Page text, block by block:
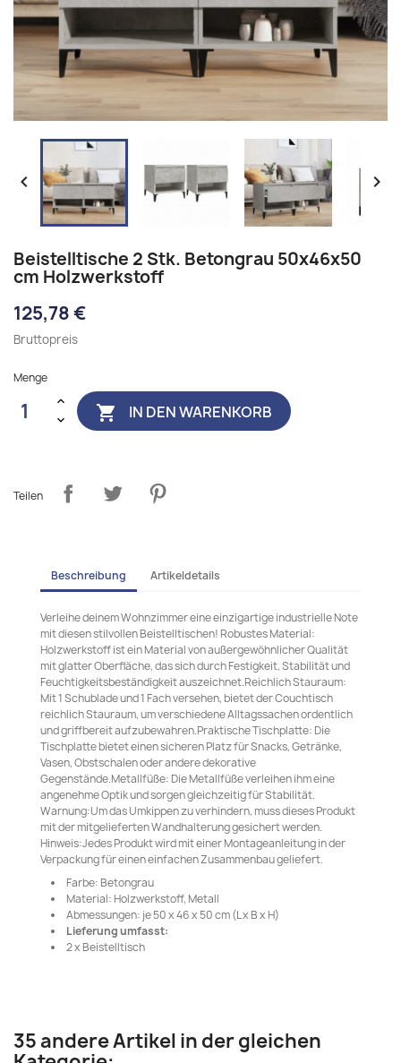
 
Beistelltische 2 Stk. Betongrau 50x46x50
cm Holzwerkstoff
125,78 €
Bruttopreis
Menge
 IN DEN WARENKORB
Teilen
Beschreibung Artikeldetails
Verleihe deinem Wohnzimmer eine einzigartige industrielle Note
mit diesen stilvollen Beistelltischen! Robustes Material:
Holzwerkstoff ist ein Material von außergewöhnlicher Qualität
mit glatter Oberfläche, das sich durch Festigkeit, Stabilität und
Feuchtigkeitsbeständigkeit auszeichnet.Reichlich Stauraum:
Mit 1 Schublade und 1 Fach versehen, bietet der Couchtisch
reichlich Stauraum, um verschiedene Alltagssachen ordentlich
und griffbereit aufzubewahren.Praktische Tischplatte: Die
Tischplatte bietet einen sicheren Platz für Snacks, Getränke,
Vasen, Obstschalen oder andere dekorative
Gegenstände.Metallfüße: Die Metallfüße verleihen ihm eine
angenehme Optik und sorgen gleichzeitig für Stabilität.
Warnung:Um das Umkippen zu verhindern, muss dieses Produkt
mit der mitgelieferten Wandhalterung gesichert werden.
Hinweis:Jedes Produkt wird mit einer Montageanleitung in der
Verpackung für einen einfachen Zusammenbau geliefert.
Farbe: Betongrau
Material: Holzwerkstoff, Metall
Abmessungen: je 50 x 46 x 50 cm (L x B x H)
Lieferung umfasst:
2 x Beistelltisch
35 andere Artikel in der gleichen